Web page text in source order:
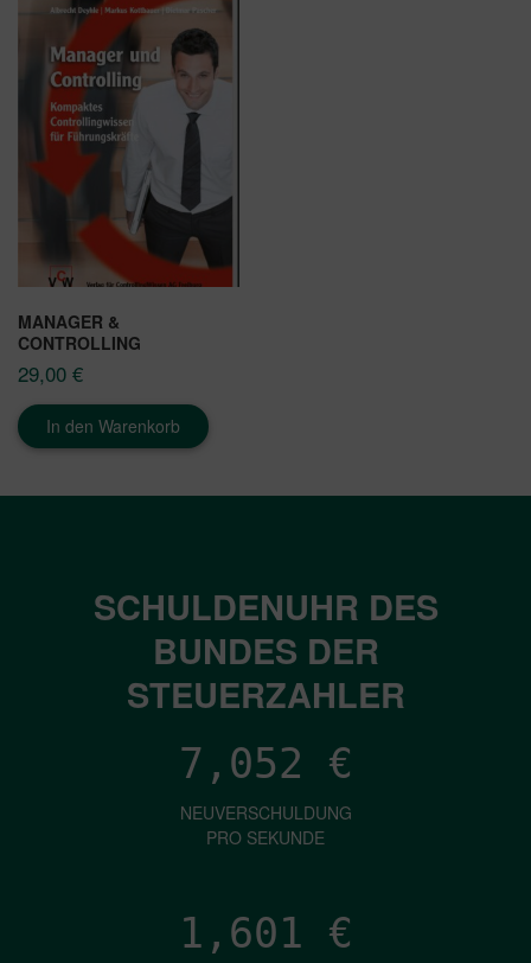
MANAGER &
CONTROLLING
29,00 €
In den Warenkorb
SCHULDENUHR DES
BUNDES DER
STEUERZAHLER
7,052 €
NEUVERSCHULDUNG
PRO SEKUNDE
1,601 €